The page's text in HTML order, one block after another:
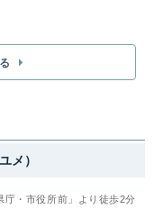
あります。
ン接種完了なので安心し
おすすめです。顔脱
メ）
庁・市役所前」より徒歩2分